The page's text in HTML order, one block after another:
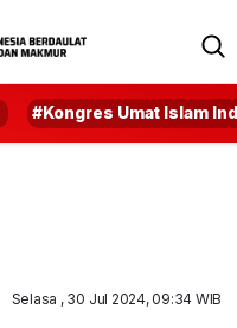
#Kongres Umat Islam
Selasa , 30 Jul 2024, 09:34 WIB